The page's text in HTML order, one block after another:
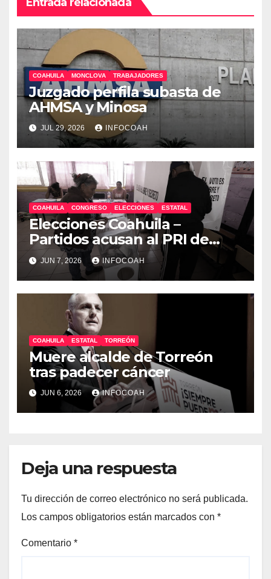
COAHUILA MONCLOVA TRABAJADORES
Juzgado perfila subasta de
AHMSA y Minosa
JUL 29, 2026 INFOCOAH
COAHUILA CONGRESO ELECCIONES ESTATAL
Elecciones Coahuila –
Partidos acusan al PRI de
arrestos arbitrarios y compra
de voto
JUN 7, 2026 INFOCOAH
COAHUILA ESTATAL TORREÓN
Muere alcalde de Torreón
tras padecer cáncer
JUN 6, 2026 INFOCOAH
Deja una respuesta
Tu dirección de correo electrónico no será publicada.
Los campos obligatorios están marcados con *
Comentario *